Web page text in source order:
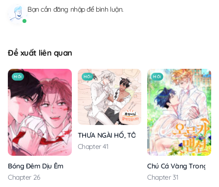
Bạn cần đăng nhậpđể bình luận.
Đề xuất liên quan
MỚI
Bóng Đêm Dịu Êm
Chapter 26
MỚI
THƯA NGÀI HỔ, TÔI ĐÃ ĂN RẤT NGON MIỆNG
Chapter 41
MỚI
Chú Cá Vàng Trong
Chapter 31